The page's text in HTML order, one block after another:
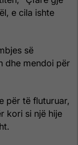
e cila ishte
së
dhe mendoi për
për të fluturuar,
kori si një hije